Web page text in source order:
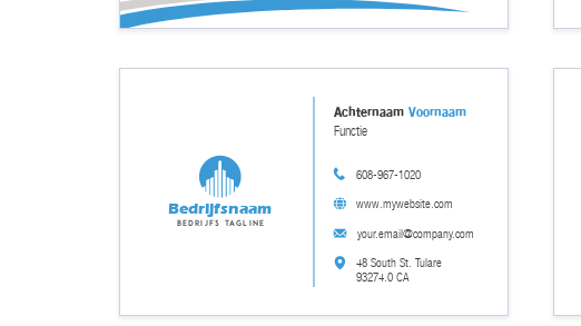
your.email@company.com
48 South St. Tulare
93274.0 CA
608-967-1020
www.mywebsite.com
Functie
AchternaamVoornaam
Bedrijfsnaam
Bedrijfs tagline